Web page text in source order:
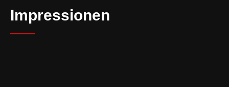
Impressionen